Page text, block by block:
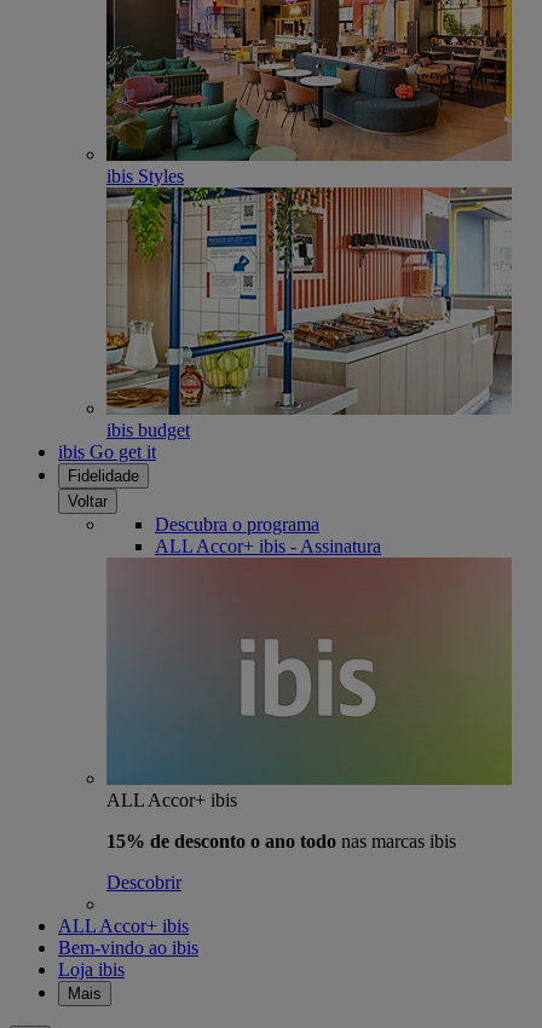
ibis Styles
ibis budget
ibis Go get it
Fidelidade
Voltar
Descubra o programa
ALL Accor+ ibis - Assinatura
ALL Accor+ ibis
15% de desconto o ano todo nas marcas ibis
Descobrir
ALL Accor+ ibis
Bem-vindo ao ibis
Loja ibis
Mais